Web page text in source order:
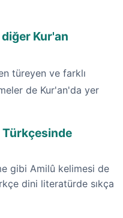
Kur'an
türeyen ve farklı
de Kur'an'da yer
gibi Amilû kelimesi de
dini literatürde sıkça